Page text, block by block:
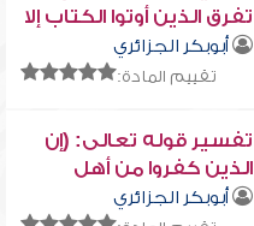
تفرق الذين أوتوا الكتاب إلا
من بعد ما جاءتهم
البينة)
أبوبكر الجزائري
تقييم المادة:
تفسير قوله تعالى: (إن
الذين كفروا من أهل
الكتاب والمشركين في نار
أبوبكر الجزائري